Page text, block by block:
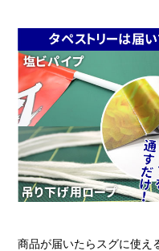
商品が届いたらスグに使え